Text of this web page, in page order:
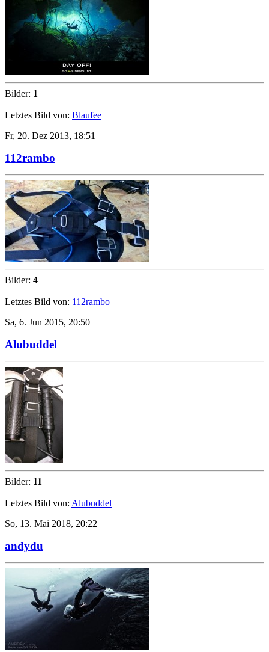
Bilder: 1
Letztes Bild von: Blaufee
Fr, 20. Dez 2013, 18:51
112rambo
Bilder: 4
Letztes Bild von: 112rambo
Sa, 6. Jun 2015, 20:50
Alubuddel
Bilder: 11
Letztes Bild von: Alubuddel
So, 13. Mai 2018, 20:22
andydu